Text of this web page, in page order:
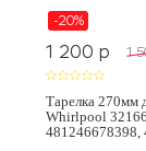
-20%
1 200 p 1
Тарелка 270мм
Whirlpool
481246678398,